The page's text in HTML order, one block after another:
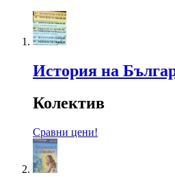
История на
Колектив
Сравни цени!